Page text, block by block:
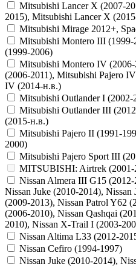
Mitsubishi Lancer X (2007-
2015), Mitsubishi Lancer X
Mitsubishi Mirage 2012+,
Mitsubishi Montero III
(1999-2006)
Mitsubishi Montero IV
(2006-2011), Mitsubishi Pajero
IV (2014-н.в.)
Mitsubishi Outlander I (2002-
Mitsubishi Outlander III
(2015-н.в.)
Mitsubishi Pajero II (1991-
2000)
Mitsubishi Pajero Sport III
MITSUBISHI: Airtrek (2001-
Nissan Almera III G15
Nissan Juke (2010-2014),
(2009-2013), Nissan Patrol Y62
(2006-2010), Nissan Qashqai
2010), Nissan X-Trail I (2003-
Nissan Altima L33 (2012-
Nissan Cefiro (1994-1997)
Nissan Juke (2010-2014),